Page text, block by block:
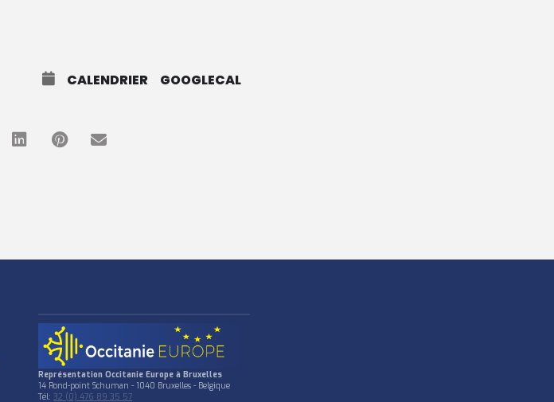
CALENDRIER GOOGLECAL
Représentation Occitanie Europe à Bruxelles
14 Rond-point Schuman - 1040 Bruxelles - Belgique
Tél:32 (0) 476 89 35 57